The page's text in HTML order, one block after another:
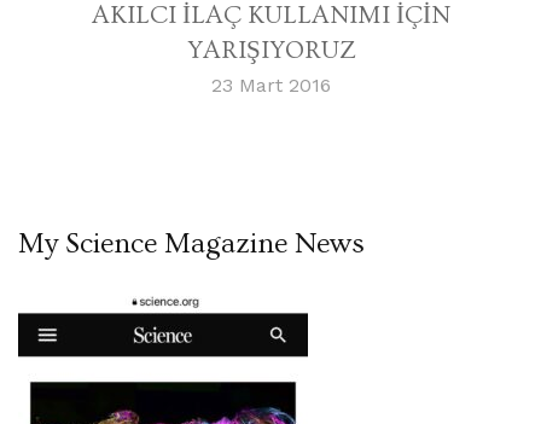
AKILCI İLAÇ KULLANIMI İÇİN
YARIŞIYORUZ
23 Mart 2016
My Science Magazine News